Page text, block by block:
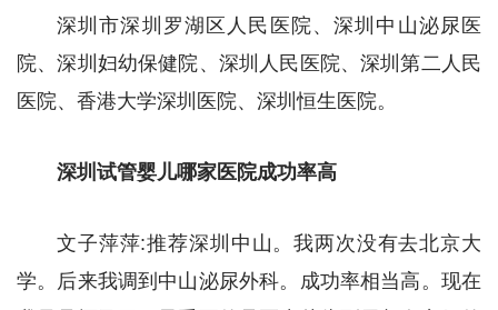
深圳市深圳罗湖区人民医院、深圳中山泌尿医
院、深圳妇幼保健院、深圳人民医院、深圳第二人民
医院、香港大学深圳医院、深圳恒生医院。
深圳试管婴儿哪家医院成功率高
文子萍萍:推荐深圳中山。我两次没有去北京大
学。后来我调到中山泌尿外科。成功率相当高。现在